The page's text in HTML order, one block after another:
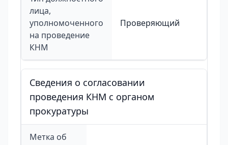
лица,
уполномоченного
на проведение
КНМ
Проверяющий
Сведения о согласовании
проведения КНМ с органом
прокуратуры
Метка об